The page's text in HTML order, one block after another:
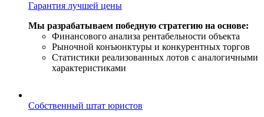
Гарантия лучшей цены
Мы разрабатываем победную стратегию на основе:
Финансового анализа рентабельности объекта
Рыночной конъюнктуры и конкурентных торгов
Статистики реализованных лотов с аналогичными
характеристиками
Собственный штат юристов